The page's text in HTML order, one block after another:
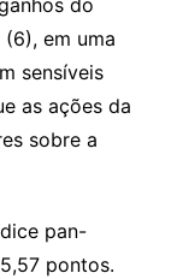
a
s
sr
m
do
em uma
sensíveis
as ações da
sobre a
pan-
pontos.